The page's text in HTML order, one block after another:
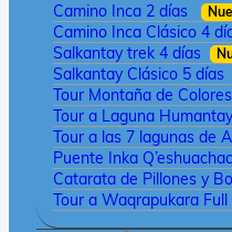
Camino Inca 2 días
Camino Inca Clásico 4
Salkantay trek 4 días
Salkantay Clásico 5 días
Tour Montaña de
Tour a Laguna Humantay
Tour a las 7 lagunas de
Puente Inka
Catarata de Pillones y
Tour a Waqrapukara Full